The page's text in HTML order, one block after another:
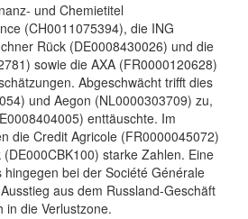
und Chemietitel
(CH0011075394), die ING
Rück (DE0008430026) und die
sowie die AXA (FR0000120628)
Abgeschwächt trifft dies
und Aegon (NL0000303709) zu,
enttäuschte. Im
die Credit Agricole (FR0000045072)
starke Zahlen. Eine
bei der Société Générale
aus dem Russland-Geschäft
in die Verlustzone.